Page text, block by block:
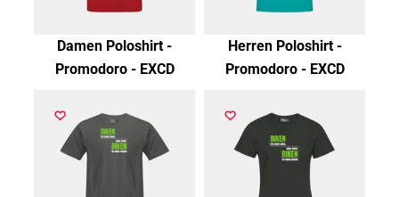
Damen Poloshirt -
Promodoro - EXCD
Herren Poloshirt -
Promodoro - EXCD